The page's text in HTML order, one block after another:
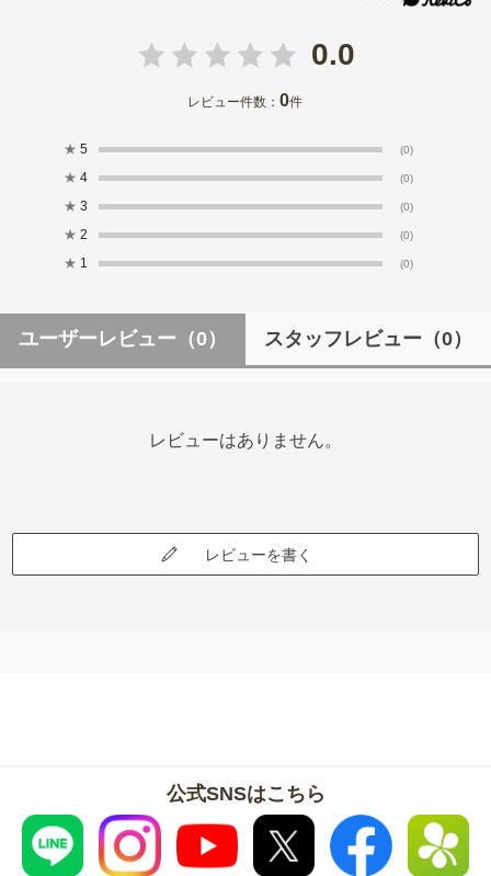
0.0
レビュー件数：0件
★ 5 (0)
★ 4 (0)
★ 3 (0)
★ 2 (0)
★ 1 (0)
ユーザーレビュー （0） スタッフレビュー （0）
レビューはありません。
レビューを書く
公式SNSはこちら